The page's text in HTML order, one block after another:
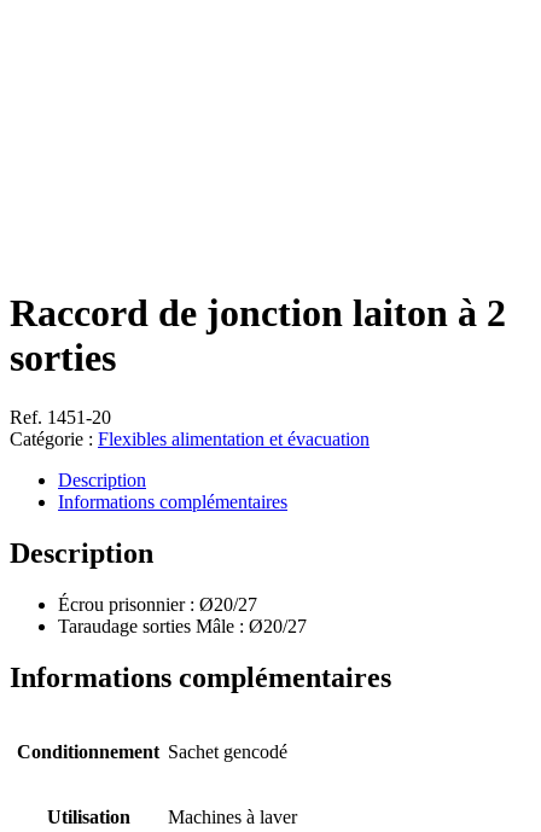
Raccord de jonction laiton à 2
sorties
Ref. 1451-20
Catégorie : Flexibles alimentation et évacuation
Description
Informations complémentaires
Description
Écrou prisonnier : Ø20/27
Taraudage sorties Mâle : Ø20/27
Informations complémentaires
Conditionnement Sachet gencodé
Utilisation Machines à laver